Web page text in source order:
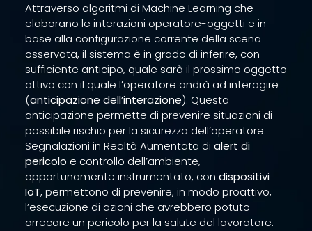
Attraverso algoritmi di Machine Learning che
elaborano le interazioni operatore-oggetti e in
base alla configurazione corrente della scena
osservata, il sistema è in grado di inferire, con
sufficiente anticipo, quale sarà il prossimo oggetto
attivo con il quale l’operatore andrà ad interagire
(anticipazione dell’interazione). Questa
anticipazione permette di prevenire situazioni di
possibile rischio per la sicurezza dell’operatore.
Segnalazioni in Realtà Aumentata di alert di
pericolo e controllo dell’ambiente,
opportunamente instrumentato, con dispositivi
IoT, permettono di prevenire, in modo proattivo,
l’esecuzione di azioni che avrebbero potuto
arrecare un pericolo per la salute del lavoratore.